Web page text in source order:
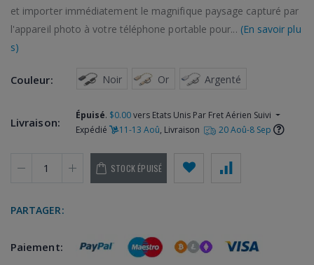
et importer immédiatement le magnifique paysage capturé par
l'appareil photo à votre téléphone portable pour... (En savoir plu
s)
Couleur: Noir Or Argenté
Livraison:
Épuisé. $0.00vers Etats Unis Par Fret Aérien Suivi
Expédié
11-13 Aoû, Livraison 20 Aoû-8 Sep
STOCK ÉPUISÉ
PARTAGER:
Paiement: